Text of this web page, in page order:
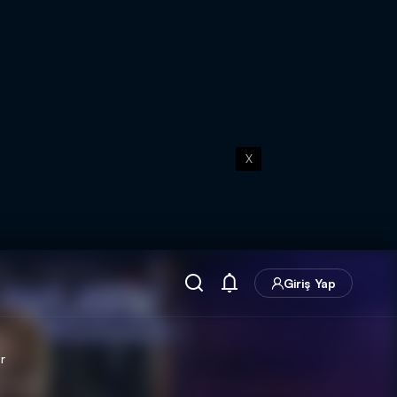
X
Giriş Yap